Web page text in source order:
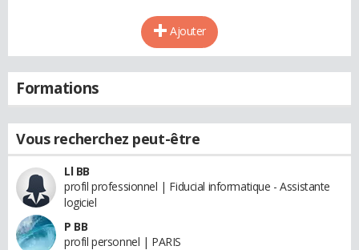
Ajouter
Formations
Vous recherchez peut-être
Ll BB
profil professionnel | Fiducial informatique - Assistante
logiciel
P BB
profil personnel | PARIS